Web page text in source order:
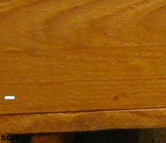
sön